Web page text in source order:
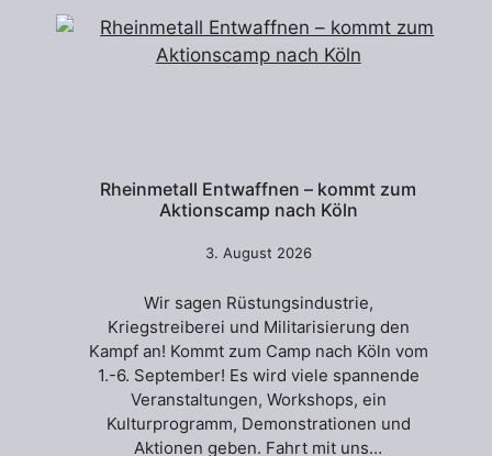
Rheinmetall Entwaffnen – kommt zum
Aktionscamp nach Köln
3. August 2026
Wir sagen Rüstungsindustrie,
Kriegstreiberei und Militarisierung den
Kampf an! Kommt zum Camp nach Köln vom
1.-6. September! Es wird viele spannende
Veranstaltungen, Workshops, ein
Kulturprogramm, Demonstrationen und
Aktionen geben. Fahrt mit uns…